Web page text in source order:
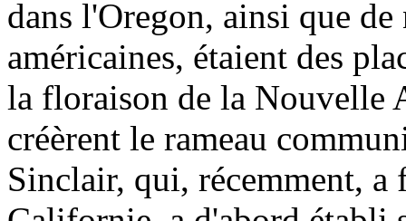
dans l'Oregon, ainsi que
américaines, étaient des
la floraison de la Nouvelle
créèrent le rameau
Sinclair, qui, récemment,